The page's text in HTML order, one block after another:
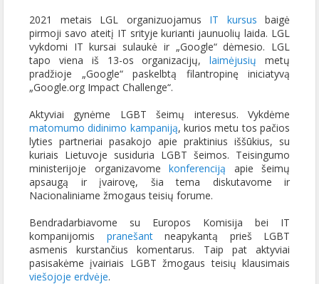
2021 metais LGL organizuojamus IT kursus baigė
pirmoji savo ateitį IT srityje kurianti jaunuolių laida. LGL
vykdomi IT kursai sulaukė ir „Google“ dėmesio. LGL
tapo viena iš 13-os organizacijų,laimėjusių metų
pradžioje „Google“ paskelbtą filantropinę iniciatyvą
„Google.org Impact Challenge“.
Aktyviai gynėme LGBT šeimų interesus. Vykdėme
matomumo didinimo kampaniją, kurios metu tos pačios
lyties partneriai pasakojo apie praktinius iššūkius, su
kuriais Lietuvoje susiduria LGBT šeimos. Teisingumo
ministerijoje organizavome konferenciją apie šeimų
apsaugą ir įvairovę, šia tema diskutavome ir
Nacionaliniame žmogaus teisių forume.
Bendradarbiavome su Europos Komisija bei IT
kompanijomis pranešantneapykantą prieš LGBT
asmenis kurstančius komentarus. Taip pat aktyviai
pasisakėme įvairiais LGBT žmogaus teisių klausimais
viešojoje erdvėje.